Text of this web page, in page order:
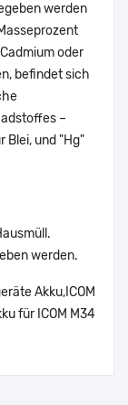
werden
oder
befindet sich
–
Blei, und "Hg"
werden.
Akku,ICOM
für ICOM M34